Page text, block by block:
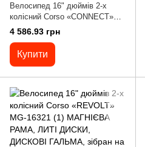
Велосипед 16" дюймів 2-х
колісний Corso «CONNECT»
MG-16206 (1) МАГНІЄВА
РАМА, ЛИТІ ДИСКИ, ДИСКОВІ
ГАЛЬМА, зібран на 75%
4 586.93 грн
Купити